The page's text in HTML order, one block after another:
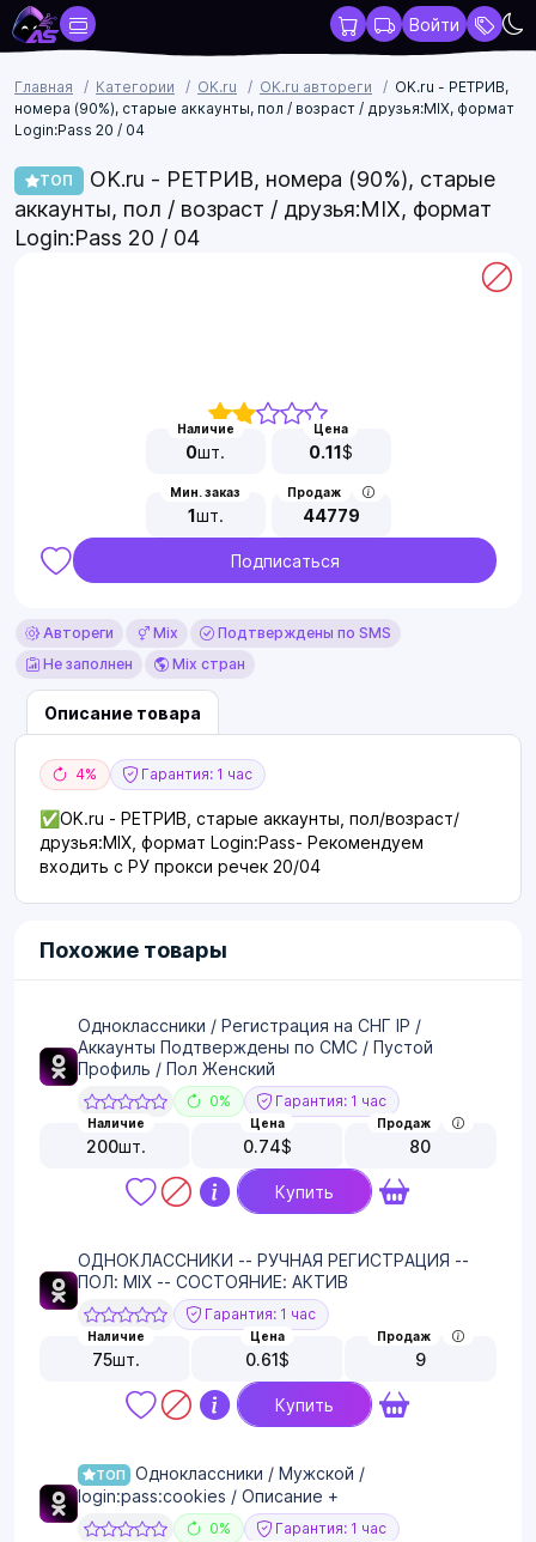
Войти
Главная Категории OK.ru OK.ru автореги
OK.ru - РЕТРИВ,
номера (90%), cтарые аккаунты, пол / возраст / друзья:MIX, формат
Login:Pass 20 / 04
ТОП
OK.ru - РЕТРИВ, номера (90%), cтарые
аккаунты, пол / возраст / друзья:MIX, формат
Login:Pass 20 / 04
Наличие
0шт.
Цена
0.11$
Мин. заказ
1шт.
Продаж
44779
Подписаться
Автореги Mix
Подтверждены по SMS
Не заполнен
Mix стран
Описание товара
4% Гарантия: 1 час
✅OK.ru - РЕТРИВ, cтарые аккаунты, пол/возраст/
друзья:MIX, формат Login:Pass- Рекомендуем
входить с РУ прокси речек 20/04
Похожие товары
Одноклассники / Регистрация на CНГ IP /
Аккаунты Подтверждены по СМС / Пустой
Профиль / Пол Женский
0% Гарантия: 1 час
Наличие
200шт.
Цена
0.74$
Продаж
80
Купить
ОДНОКЛАССНИКИ -- РУЧНАЯ РЕГИСТРАЦИЯ --
ПОЛ: MIX -- СОСТОЯНИЕ: АКТИВ
Гарантия: 1 час
Наличие
75шт.
Цена
0.61$
Продаж
9
Купить
ТОП
Одноклассники / Мужской /
login:pass:cookies / Описание +
0% Гарантия: 1 час